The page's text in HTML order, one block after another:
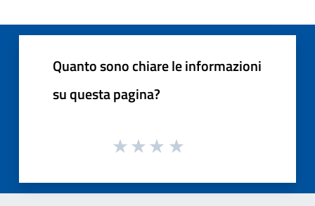
Quanto sono chiare le informazioni
su questa pagina?